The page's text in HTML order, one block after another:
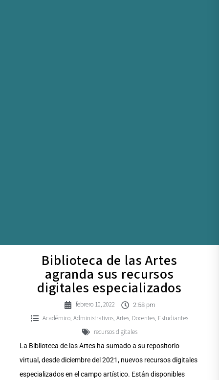
Biblioteca de las Artes
agranda sus recursos
digitales especializados
febrero 10, 2022 2:58 pm
Académico, Administrativos, Artes, Docentes, Estudiantes
recursos digitales
La Biblioteca de las Artes ha sumado a su repositorio
virtual, desde diciembre del 2021, nuevos recursos digitales
especializados en el campo artístico. Están disponibles